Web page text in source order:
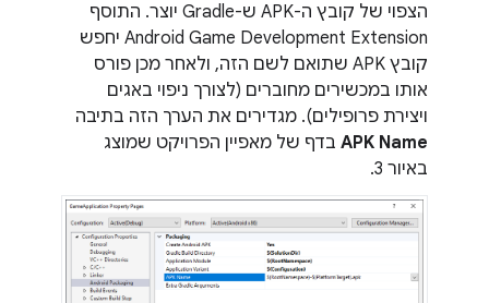
הצפוי של קובץ ה-APK ש-Gradle יוצר. התוסף
Android Game Development Extension יחפש
קובץ APK שתואם לשם הזה, ולאחר מכן פורס
אותו במכשירים מחוברים (לצורך ניפוי באגים
ויצירת פרופילים). מגדירים את הערך הזה בתיבה
APK Name בדף של מאפיין הפרויקט שמוצג
באיור 3.